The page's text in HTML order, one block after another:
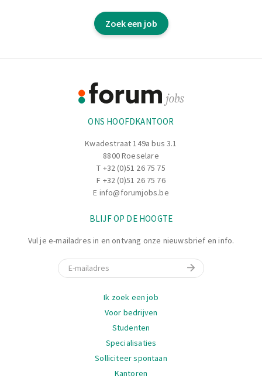
Je werkt afwisselend in een 2-ploegenrooster:
Je bent verantwoordelijk voor je eigen planning en
verplaatsingen, en werkt regelmatig zelfstandig op
locatie met je eigen uitgeruste bedrijfswagen.
Zoek een job
ONS HOOFDKANTOOR
Kwadestraat 149a bus 3.1
8800 Roeselare
T +32 (0)51 26 75 75
F +32 (0)51 26 75 76
E info@forumjobs.be
BLIJF OP DE HOOGTE
Vul je e-mailadres in en ontvang onze nieuwsbrief en info.
E-mail
Ik zoek een job
Voor bedrijven
Studenten
Specialisaties
Solliciteer spontaan
Kantoren